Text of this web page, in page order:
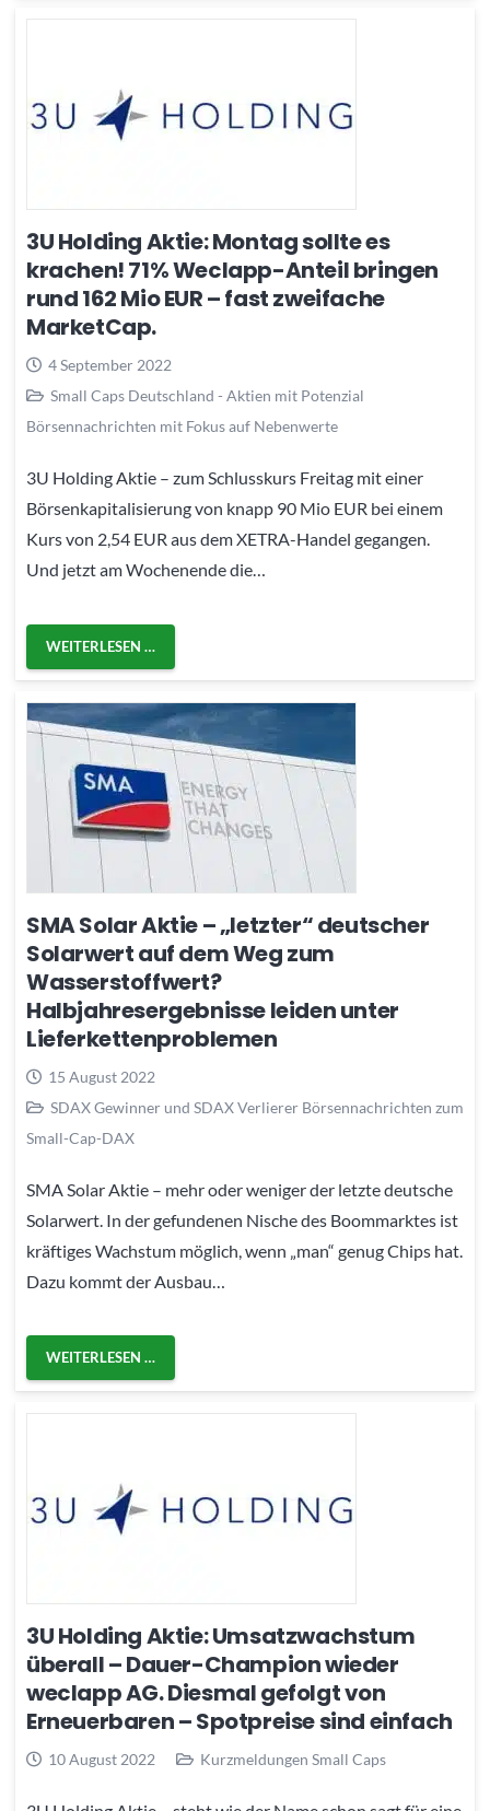
3U Holding Aktie: Montag sollte es
krachen! 71% Weclapp-Anteil bringen
rund 162 Mio EUR – fast zweifache
MarketCap.
4 September 2022
Small Caps Deutschland - Aktien mit Potenzial
Börsennachrichten mit Fokus auf Nebenwerte
3U Holding Aktie – zum Schlusskurs Freitag mit einer
Börsenkapitalisierung von knapp 90 Mio EUR bei einem
Kurs von 2,54 EUR aus dem XETRA-Handel gegangen.
Und jetzt am Wochenende die…
WEITERLESEN …
SMA Solar Aktie – „letzter“ deutscher
Solarwert auf dem Weg zum
Wasserstoffwert?
Halbjahresergebnisse leiden unter
Lieferkettenproblemen
15 August 2022
SDAX Gewinner und SDAX Verlierer Börsennachrichten zum
Small-Cap-DAX
SMA Solar Aktie – mehr oder weniger der letzte deutsche
Solarwert. In der gefundenen Nische des Boommarktes ist
kräftiges Wachstum möglich, wenn „man“ genug Chips hat.
Dazu kommt der Ausbau…
WEITERLESEN …
3U Holding Aktie: Umsatzwachstum
überall – Dauer-Champion wieder
weclapp AG. Diesmal gefolgt von
Erneuerbaren – Spotpreise sind einfach
10 August 2022 Kurzmeldungen Small Caps